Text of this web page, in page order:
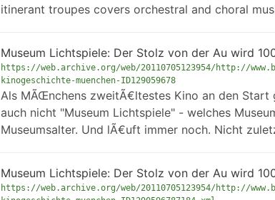
itinerant troupes covers orchestral and choral
Museum Lichtspiele: Der Stolz von der Au wird
https://web.archive.org/web/20110705123954/http://
kinogeschichte-muenchen-ID129059678
Als MÃŒnchens zweitÃ€ltestes Kino an den Start
auch nicht "Museum Lichtspiele" - welches
Museumsalter. Und lÃ€uft immer noch. Nicht
Museum Lichtspiele: Der Stolz von der Au wird
https://web.archive.org/web/20110705123954/http://